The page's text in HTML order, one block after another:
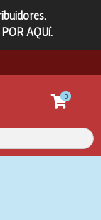
AQUí.
0